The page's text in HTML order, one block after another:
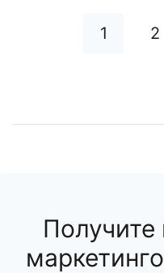
1 2